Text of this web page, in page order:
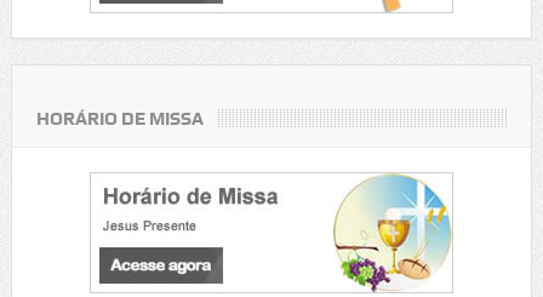
HORÁRIO DE MISSA